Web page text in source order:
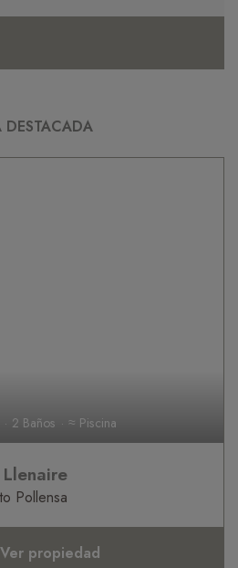
DESTACADA
2 Baños ≈ Piscina
Pollensa
Ver propiedad